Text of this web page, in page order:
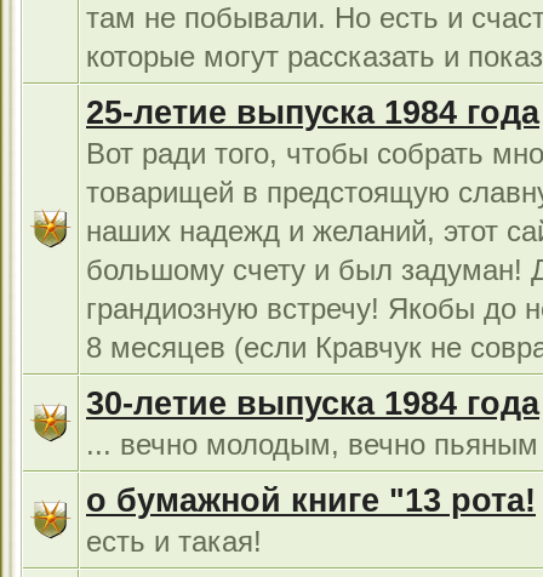
там не побывали. Но есть и
которые могут рассказать и
25-летие выпуска 1984 года
Вот ради того, чтобы собрать
товарищей в предстоящую
наших надежд и желаний, этот
большому счету и был задуман!
грандиозную встречу! Якобы до
8 месяцев (если Кравчук не
30-летие выпуска 1984 года
... вечно молодым, вечно
о бумажной книге "13 рота!
есть и такая!